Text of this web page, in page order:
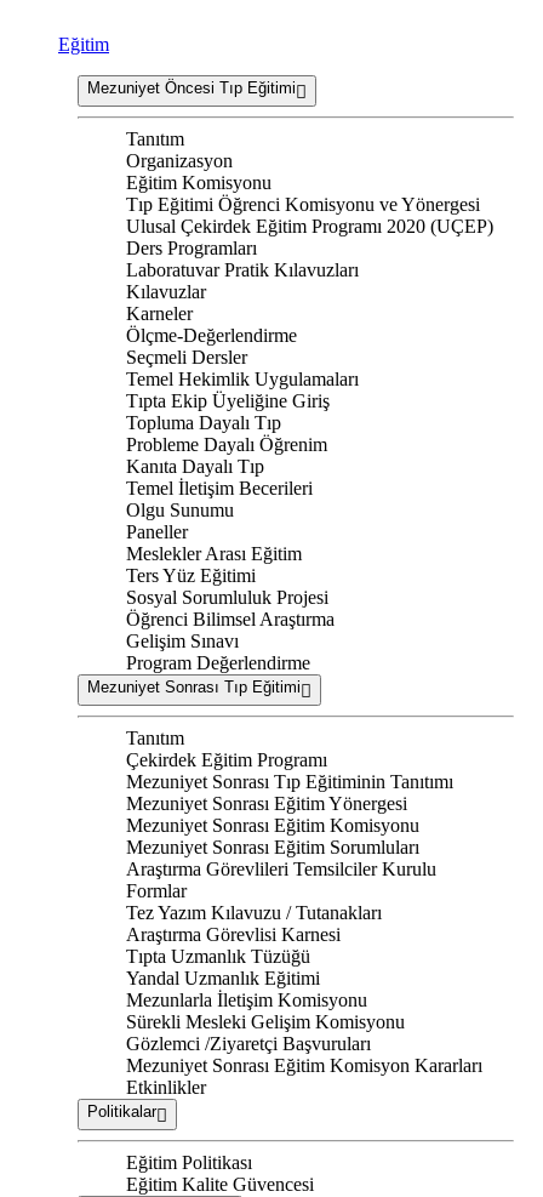
Eğitim
Mezuniyet Öncesi Tıp Eğitimi
Tanıtım
Organizasyon
Eğitim Komisyonu
Tıp Eğitimi Öğrenci Komisyonu ve Yönergesi
Ulusal Çekirdek Eğitim Programı 2020 (UÇEP)
Ders Programları
Laboratuvar Pratik Kılavuzları
Kılavuzlar
Karneler
Ölçme-Değerlendirme
Seçmeli Dersler
Temel Hekimlik Uygulamaları
Tıpta Ekip Üyeliğine Giriş
Topluma Dayalı Tıp
Probleme Dayalı Öğrenim
Kanıta Dayalı Tıp
Temel İletişim Becerileri
Olgu Sunumu
Paneller
Meslekler Arası Eğitim
Ters Yüz Eğitimi
Sosyal Sorumluluk Projesi
Öğrenci Bilimsel Araştırma
Gelişim Sınavı
Program Değerlendirme
Mezuniyet Sonrası Tıp Eğitimi
Tanıtım
Çekirdek Eğitim Programı
Mezuniyet Sonrası Tıp Eğitiminin Tanıtımı
Mezuniyet Sonrası Eğitim Yönergesi
Mezuniyet Sonrası Eğitim Komisyonu
Mezuniyet Sonrası Eğitim Sorumluları
Araştırma Görevlileri Temsilciler Kurulu
Formlar
Tez Yazım Kılavuzu / Tutanakları
Araştırma Görevlisi Karnesi
Tıpta Uzmanlık Tüzüğü
Yandal Uzmanlık Eğitimi
Mezunlarla İletişim Komisyonu
Sürekli Mesleki Gelişim Komisyonu
Gözlemci /Ziyaretçi Başvuruları
Mezuniyet Sonrası Eğitim Komisyon Kararları
Etkinlikler
Politikalar
Eğitim Politikası
Eğitim Kalite Güvencesi